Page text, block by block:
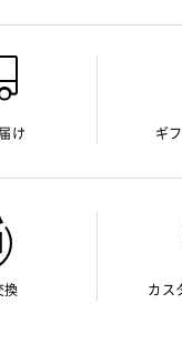
け ギ
換 カス